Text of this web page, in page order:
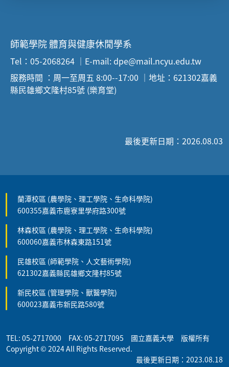
師範學院 體育與健康休閒學系
Tel：05-2068264 ｜E-mail: dpe@mail.ncyu.edu.tw
服務時間 ：周一至周五 8:00--17:00 ｜地址：621302嘉義
縣民雄鄉文隆村85號 (樂育堂)
最後更新日期：2026.08.03
蘭潭校區 (農學院、理工學院、生命科學院)
600355嘉義市鹿寮里學府路300號
林森校區 (農學院、理工學院、生命科學院)
600060嘉義市林森東路151號
民雄校區 (師範學院、人文藝術學院)
621302嘉義縣民雄鄉文隆村85號
新民校區 (管理學院、獸醫學院)
600023嘉義市新民路580號
TEL: 05-2717000 FAX: 05-2717095 國立嘉義大學 版權所有
Copyright © 2024 All Rights Reserved.
最後更新日期：2023.08.18